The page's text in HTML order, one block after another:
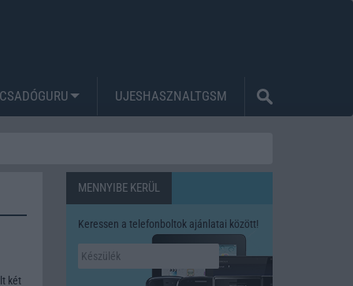
UJESHASZNALTGSM
két
MENNYIBE KERÜL
Keressen a telefonboltok ajánlatai között!